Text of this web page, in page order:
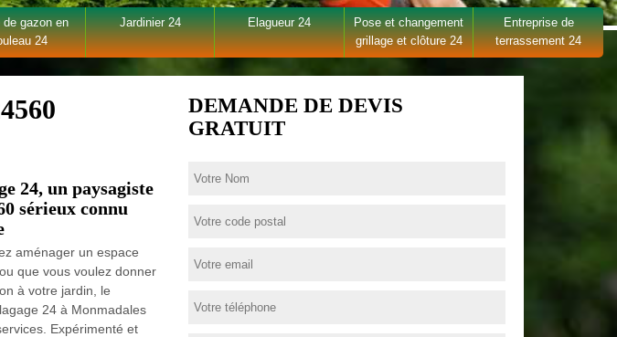
de gazon en
24
Jardinier 24 Elagueur 24
Pose et changement
grillage et clôture 24
Entreprise de
terrassement 24
24, un paysagiste
sérieux connu
aménager un espace
que vous voulez donner
à votre jardin, le
24 à Monmadales
Expérimenté et
DEMANDE DE DEVIS
GRATUIT